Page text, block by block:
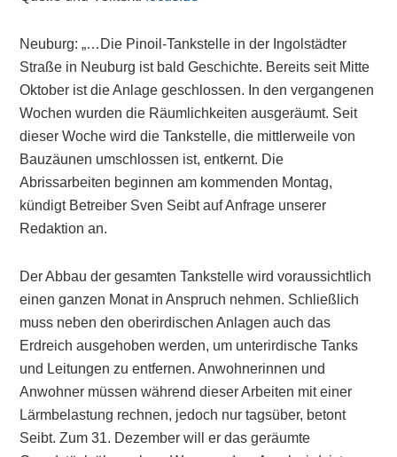
Neuburg: „…Die Pinoil-Tankstelle in der Ingolstädter
Straße in Neuburg ist bald Geschichte. Bereits seit Mitte
Oktober ist die Anlage geschlossen. In den vergangenen
Wochen wurden die Räumlichkeiten ausgeräumt. Seit
dieser Woche wird die Tankstelle, die mittlerweile von
Bauzäunen umschlossen ist, entkernt. Die
Abrissarbeiten beginnen am kommenden Montag,
kündigt Betreiber Sven Seibt auf Anfrage unserer
Redaktion an.
Der Abbau der gesamten Tankstelle wird voraussichtlich
einen ganzen Monat in Anspruch nehmen. Schließlich
muss neben den oberirdischen Anlagen auch das
Erdreich ausgehoben werden, um unterirdische Tanks
und Leitungen zu entfernen. Anwohnerinnen und
Anwohner müssen während dieser Arbeiten mit einer
Lärmbelastung rechnen, jedoch nur tagsüber, betont
Seibt. Zum 31. Dezember will er das geräumte